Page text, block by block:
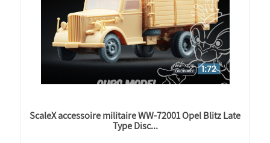
ScaleX accessoire militaire WW-72001 Opel Blitz Late
Type Disc...